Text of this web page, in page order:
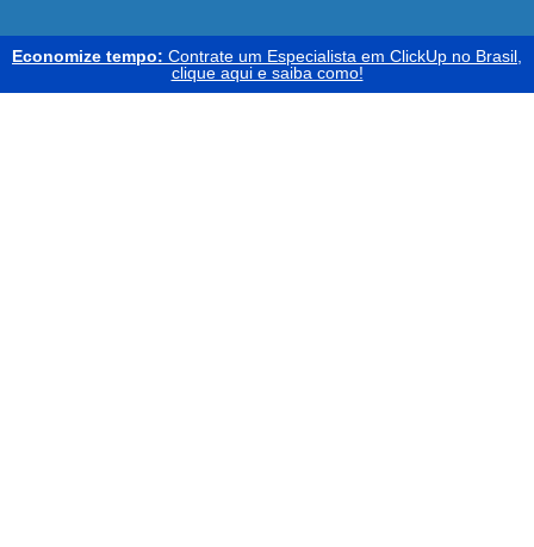
Economize tempo: Contrate um Especialista em ClickUp no Brasil,
clique aqui e saiba como!